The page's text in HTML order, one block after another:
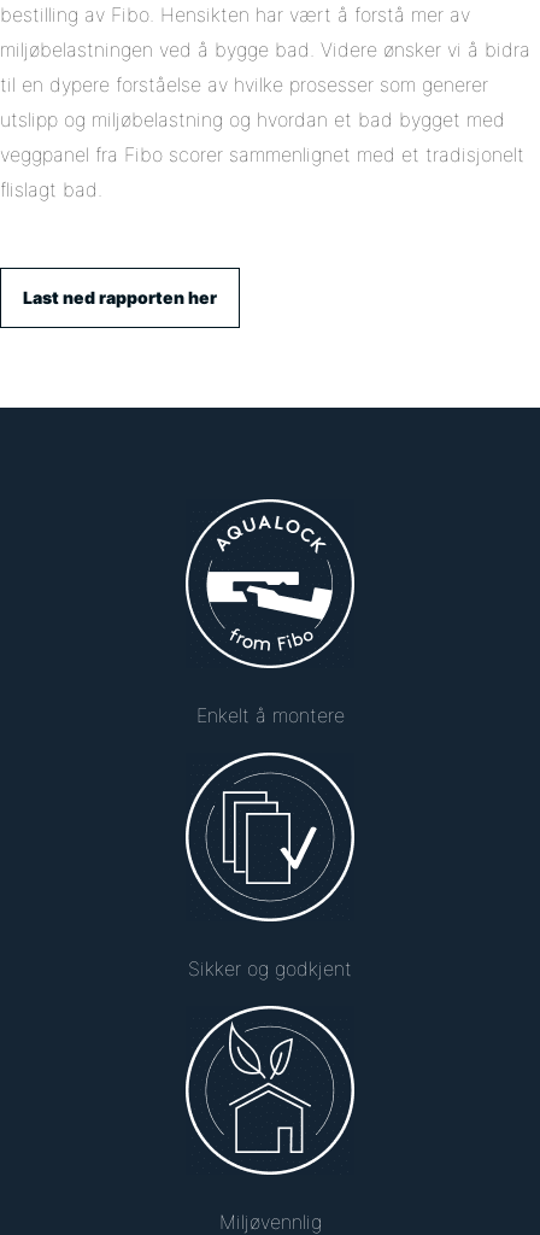
bestilling av Fibo. Hensikten har vært å forstå mer av
miljøbelastningen ved å bygge bad. Videre ønsker vi å bidra
til en dypere forståelse av hvilke prosesser som generer
utslipp og miljøbelastning og hvordan et bad bygget med
veggpanel fra Fibo scorer sammenlignet med et tradisjonelt
flislagt bad.
Last ned rapporten her
Enkelt å montere
Sikker og godkjent
Miljøvennlig